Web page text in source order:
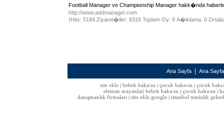
Football Manager ve Championship Manager hakk�nda
http://www.addmanager.com
(Hits: 5184 Ziyaret�iler: 8316 Toplam Oy: 9 A�iklama: 0
Ana Sayfa Ana
site ekle| bebek bakıcısı| çocuk bakıcısı| çocuk
eleman arayanlar bebek bakıcısı çocuk bakıcısı
danışmanlık firmaları
site ekle google istanbul temizlik